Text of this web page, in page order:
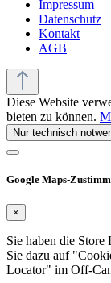
Impressum
Datenschutz
Kontakt
AGB
Diese Website
bieten zu können.
Nur technisch
Google Maps-
×
Sie haben die
Sie dazu auf
Locator" im Off-